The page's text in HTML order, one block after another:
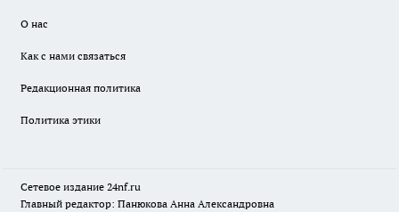
О нас
Как с нами связаться
Редакционная политика
Политика этики
Сетевое издание 24nf.ru
Главный редактор: Панюкова Анна Александровна